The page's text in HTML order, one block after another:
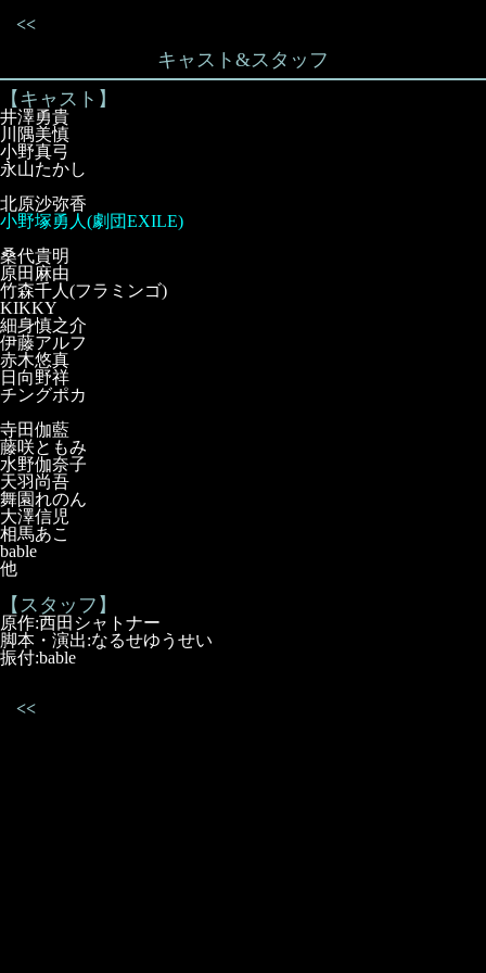
<<
キャスト&スタッフ
【キャスト】
井澤勇貴
川隅美慎
小野真弓
永山たかし
北原沙弥香
小野塚勇人(劇団EXILE)
桑代貴明
原田麻由
竹森千人(フラミンゴ)
KIKKY
細身慎之介
伊藤アルフ
赤木悠真
日向野祥
チングポカ
寺田伽藍
藤咲ともみ
水野伽奈子
天羽尚吾
舞園れのん
大澤信児
相馬あこ
bable
他
【スタッフ】
原作:西田シャトナー
脚本・演出:なるせゆうせい
振付:bable
<<